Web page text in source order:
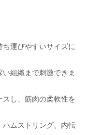
運びやすいサイズに
組織まで刺激できま
し、筋肉の柔軟性を
ムストリング、内転